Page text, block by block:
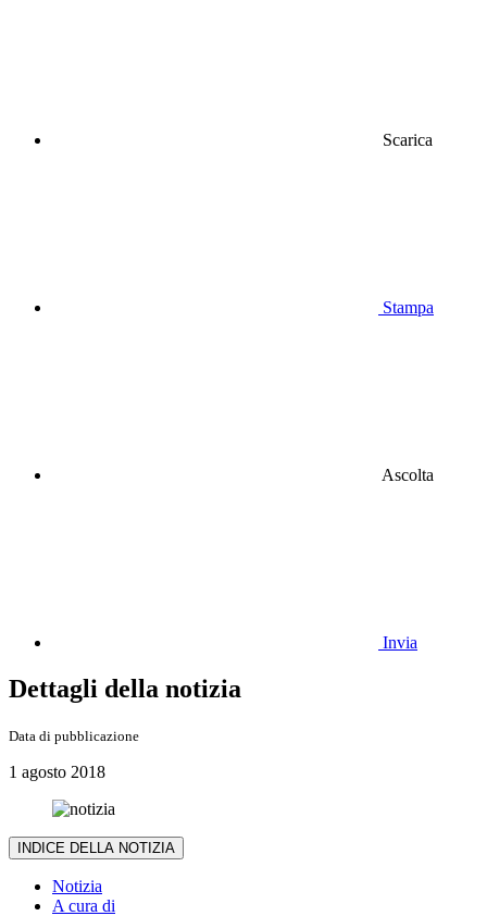
Scarica
Stampa
Ascolta
Invia
Dettagli della notizia
Data di pubblicazione
1 agosto 2018
INDICE DELLA NOTIZIA
Notizia
A cura di